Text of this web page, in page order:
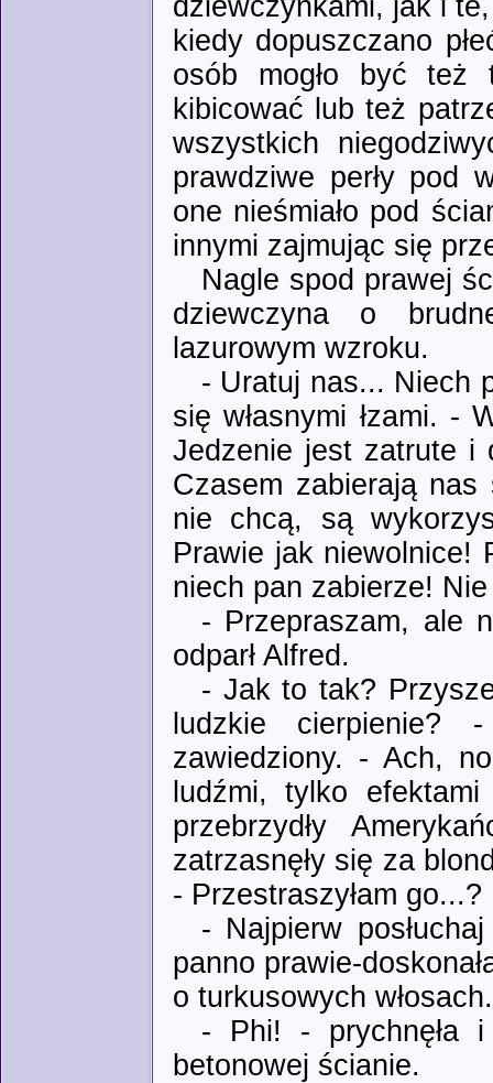
kiedy dopuszczano
osób mogło być
kibicować lub też
wszystkich
prawdziwe perły pod
one nieśmiało pod
innymi zajmując się
Nagle spod prawej
dziewczyna o
lazurowym wzroku.
- Uratuj nas... Niech
się własnymi łzami. -
Jedzenie jest zatrute i
Czasem zabierają
nie chcą, są
Prawie jak niewolnice!
niech pan zabierze!
- Przepraszam, ale
odparł Alfred.
- Jak to tak?
ludzkie cierpienie?
zawiedziony. - Ach,
ludźmi, tylko
przebrzydły
zatrzasnęły się za
- Przestraszyłam go...?
- Najpierw
panno prawie-
o turkusowych włosach.
- Phi! - prychnęła
betonowej ścianie.